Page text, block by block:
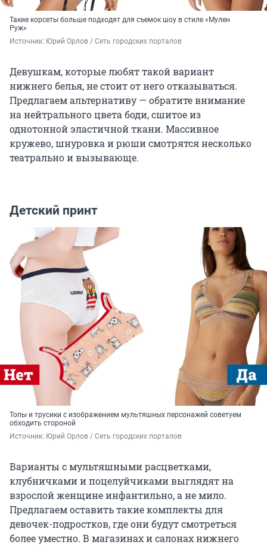
Такие корсеты больше подходят для съемок шоу в стиле «Мулен
Руж»
Источник: Юрий Орлов / Сеть городских порталов
Девушкам, которые любят такой вариант
нижнего белья, не стоит от него отказываться.
Предлагаем альтернативу — обратите внимание
на нейтрального цвета боди, сшитое из
однотонной эластичной ткани. Массивное
кружево, шнуровка и рюши смотрятся несколько
театрально и вызывающе.
Детский принт
Топы и трусики с изображением мультяшных персонажей советуем
обходить стороной
Источник: Юрий Орлов / Сеть городских порталов
Варианты с мультяшными расцветками,
клубничками и поцелуйчиками выглядят на
взрослой женщине инфантильно, а не мило.
Предлагаем оставить такие комплекты для
девочек-подростков, где они будут смотреться
более уместно. В магазинах и салонах нижнего